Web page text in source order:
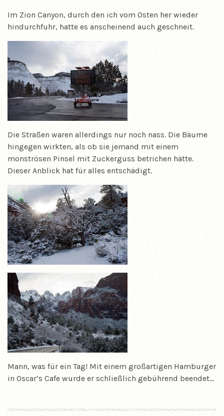
Im Zion Canyon, durch den ich vom Osten her wieder
hindurchfuhr, hatte es anscheinend auch geschneit.
Die Straßen waren allerdings nur noch nass. Die Bäume
hingegen wirkten, als ob sie jemand mit einem
monströsen Pinsel mit Zuckerguss betrichen hätte.
Dieser Anblick hat für alles entschädigt.
Mann, was für ein Tag! Mit einem großartigen Hamburger
in Oscar’s Cafe wurde er schließlich gebührend beendet…